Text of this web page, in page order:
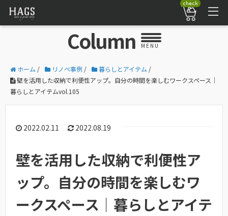
check
Column MENU
ホーム / リノベ事例 / 暮らしとアイテム /
壁を活用した収納で利便性アップ。自分の時間を楽しむワークスペース｜
暮らしとアイテムvol.105
2022.02.11 2022.08.19
壁を活用した収納で利便性ア
ップ。自分の時間を楽しむワ
ークスペース｜暮らしとアイテ